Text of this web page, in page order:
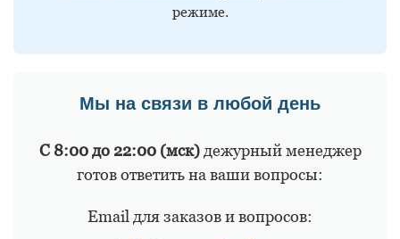
режиме.
Мы на связи в любой день
С 8:00 до 22:00 (мск)дежурный менеджер
готов ответить на ваши вопросы:
Email для заказов и вопросов: